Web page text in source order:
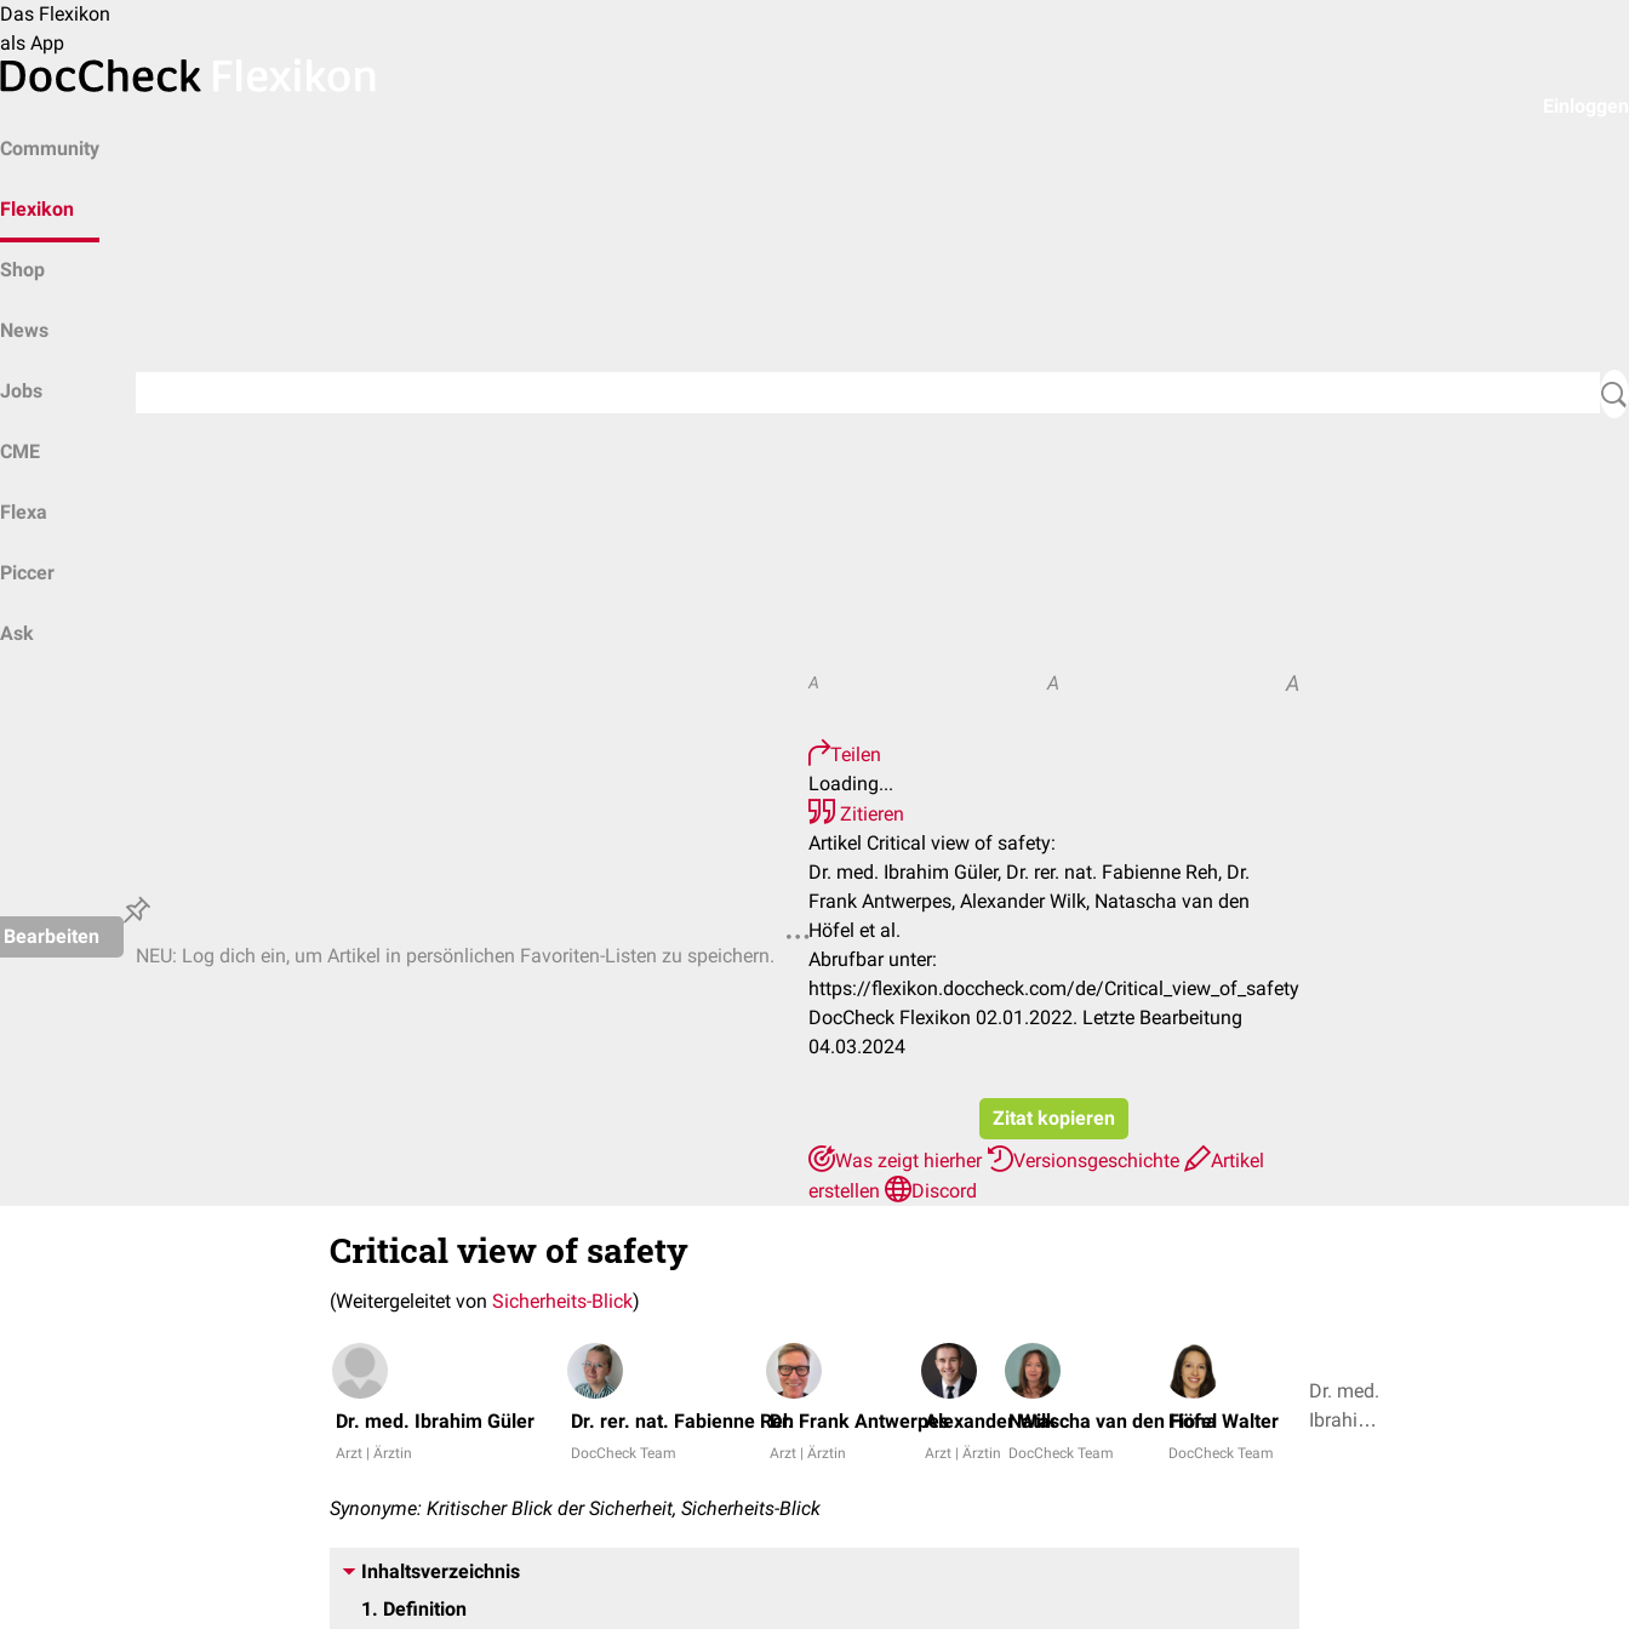
Das Flexikon
als App
Community
Flexikon
Shop
News
Jobs
CME
Flexa
Piccer
Ask
Bearbeiten
NEU: Log dich ein, um Artikel in persönlichen Favoriten-Listen zu speichern.
A A A
Teilen
Loading...
Zitieren
Artikel Critical view of safety:
Dr. med. Ibrahim Güler, Dr. rer. nat. Fabienne Reh, Dr.
Frank Antwerpes, Alexander Wilk, Natascha van den
Höfel et al.
Abrufbar unter:
https://flexikon.doccheck.com/de/Critical_view_of_safety
DocCheck Flexikon 02.01.2022. Letzte Bearbeitung
04.03.2024
Zitat kopieren
Was zeigt hierher
Versionsgeschichte
Artikel
erstellen
Discord
Critical view of safety
(Weitergeleitet von Sicherheits-Blick)
Dr. med. Ibrahim Güler
Arzt | Ärztin
Dr. rer. nat. Fabienne Reh
DocCheck Team
Dr. Frank Antwerpes
Arzt | Ärztin
Alexander Wilk
Arzt | Ärztin
Natascha van den Höfel
DocCheck Team
Fiona Walter
DocCheck Team
Dr. med.
Ibrahim
Synonyme: Kritischer Blick der Sicherheit, Sicherheits-Blick
Inhaltsverzeichnis
1
Definition